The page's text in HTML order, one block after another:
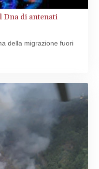
Dna di antenati
della migrazione fuori